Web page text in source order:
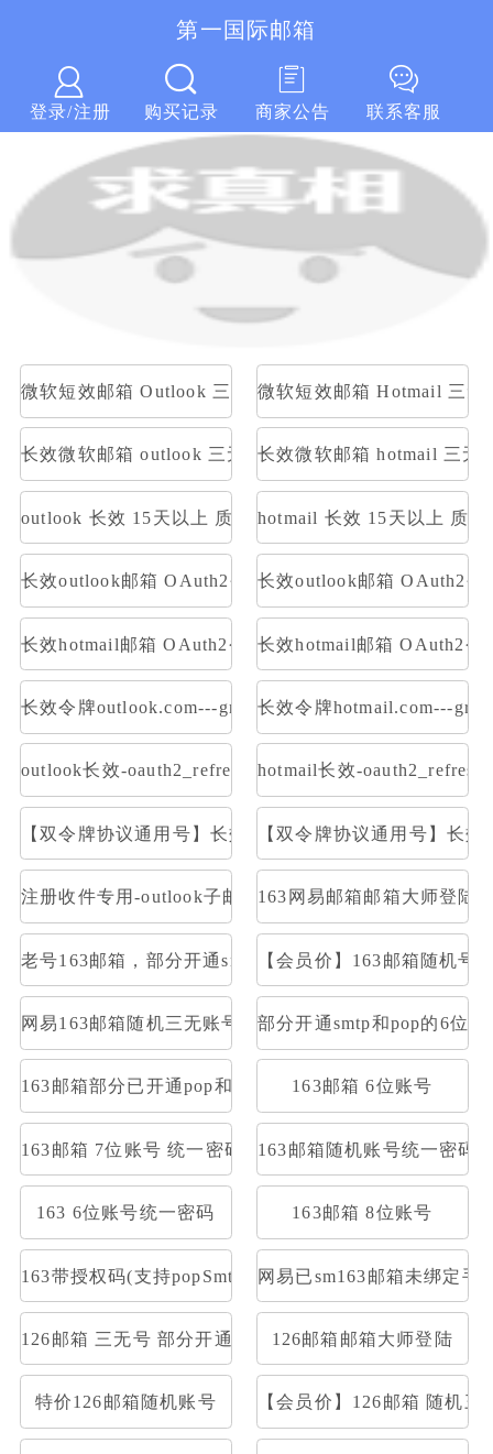
第一国际邮箱
登录/注册 购买记录 商家公告 联系客服
微软短效邮箱 Outlook 三无随机账号 随机密码
微软短效邮箱 Hotmail 三无
长效微软邮箱 outlook 三无随机账号 随机密码
长效微软邮箱 hotmail 三无
outlook 长效 15天以上 质保一周内首登hotmail 长效 15天以上 质
长效outlook邮箱 OAuth2令牌号【已触发7天】 支持
长效outlook邮箱 OAuth2令
长效hotmail邮箱 OAuth2令牌号【已触发7天】 支持
长效hotmail邮箱 OAuth2令
长效令牌outlook.com---graph取件长效令牌hotmail.com---
outlook长效-oauth2_refresh_token号 令牌号 邮件获取
hotmail长效-
【双令牌协议通用号】长效Outlook邮箱 支持Graph令牌
【双令牌协议通用号】长
注册收件专用-outlook子邮箱-OAuth2令牌号imap pop或
163网易邮箱邮箱大师登陆
老号163邮箱，部分开通smtp和pop【会员价】163邮箱随机号
网易163邮箱随机三无账号 部分开通smtp和pop的6位
163邮箱部分已开通pop和smtp网易邮箱3无可收发
163邮箱 6位账号
163邮箱 7位账号 统一密码 163邮箱随机账号统一密码
163 6位账号统一密码 163邮箱 8位账号
163带授权码(支持popSmtp) 网易已sm163邮箱未绑定手
126邮箱 三无号 部分开通stmp和pop126邮箱邮箱大师登陆
特价126邮箱随机账号 【会员价】126邮箱 随机